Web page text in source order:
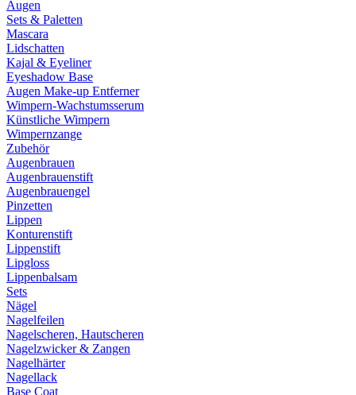
Augen
Sets & Paletten
Mascara
Lidschatten
Kajal & Eyeliner
Eyeshadow Base
Augen Make-up Entferner
Wimpern-Wachstumsserum
Künstliche Wimpern
Wimpernzange
Zubehör
Augenbrauen
Augenbrauenstift
Augenbrauengel
Pinzetten
Lippen
Konturenstift
Lippenstift
Lipgloss
Lippenbalsam
Sets
Nägel
Nagelfeilen
Nagelscheren, Hautscheren
Nagelzwicker & Zangen
Nagelhärter
Nagellack
Base Coat